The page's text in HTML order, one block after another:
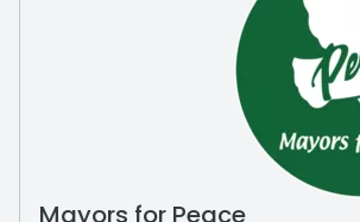
Mayors for Peace